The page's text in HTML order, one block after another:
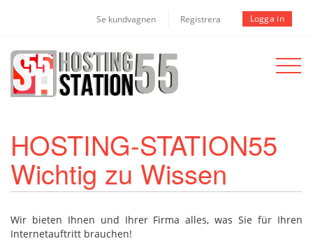
Se kundvagnen Registrera Logga in
Toggle
HOSTING-STATION55
Wichtig zu Wissen
Wir bieten Ihnen und Ihrer Firma alles, was Sie für Ihren
Internetauftritt brauchen!